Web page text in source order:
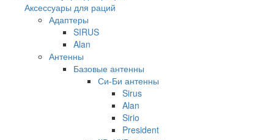
Аксессуары для раций
Адаптеры
SIRUS
Alan
Антенны
Базовые антенны
Си-Би антенны
Sirus
Alan
Sirio
President